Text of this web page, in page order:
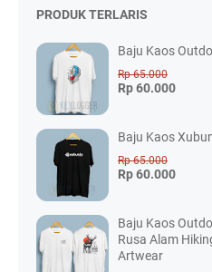
PRODUK TERLARIS
Baju Kaos
Rp 65.000
Rp 60.000
Baju Kaos
Rp 65.000
Rp 60.000
Baju Kaos
Rusa Alam
Artwear